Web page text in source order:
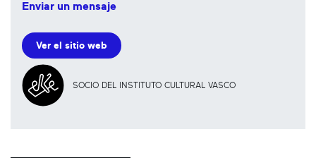
Enviar un mensaje
Ver el sitio web
SOCIO DEL INSTITUTO CULTURAL VASCO